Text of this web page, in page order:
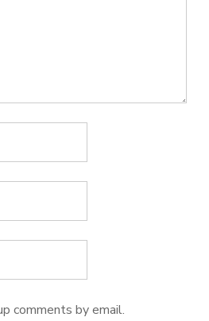
comments by email.